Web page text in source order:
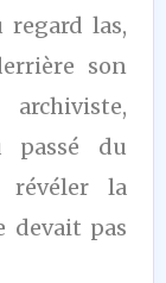
regard las,
son
passé du
révéler la
devait pas